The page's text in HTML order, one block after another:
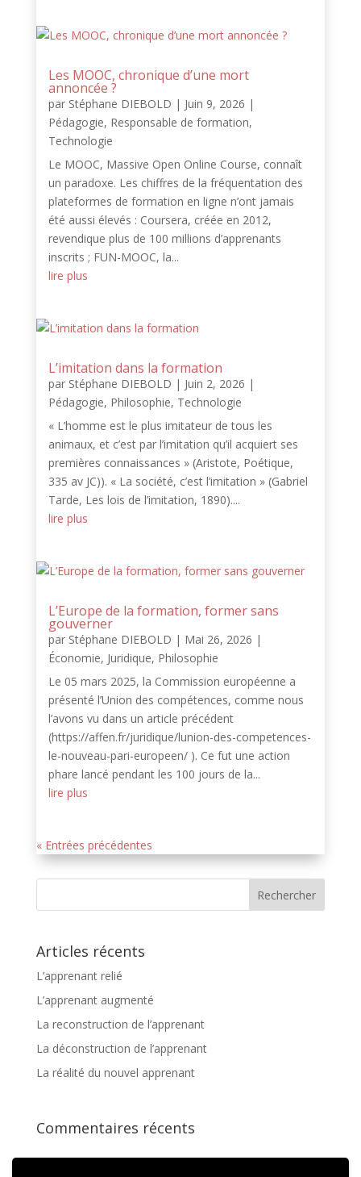
Les MOOC, chronique d’une mort
annoncée ?
par Stéphane DIEBOLD | Juin 9, 2026 |
Pédagogie, Responsable de formation,
Technologie
Le MOOC, Massive Open Online Course, connaît
un paradoxe. Les chiffres de la fréquentation des
plateformes de formation en ligne n’ont jamais
été aussi élevés : Coursera, créée en 2012,
revendique plus de 100 millions d’apprenants
inscrits ; FUN-MOOC, la...
lire plus
L’imitation dans la formation
par Stéphane DIEBOLD | Juin 2, 2026 |
Pédagogie, Philosophie, Technologie
« L’homme est le plus imitateur de tous les
animaux, et c’est par l’imitation qu’il acquiert ses
premières connaissances » (Aristote, Poétique,
335 av JC)). « La société, c’est l’imitation » (Gabriel
Tarde, Les lois de l’imitation, 1890)....
lire plus
L’Europe de la formation, former sans
gouverner
par Stéphane DIEBOLD | Mai 26, 2026 |
Économie, Juridique, Philosophie
Le 05 mars 2025, la Commission européenne a
présenté l’Union des compétences, comme nous
l’avons vu dans un article précédent
(https://affen.fr/juridique/lunion-des-competences-
le-nouveau-pari-europeen/ ). Ce fut une action
phare lancé pendant les 100 jours de la...
lire plus
« Entrées précédentes
Articles récents
L’apprenant relié
L’apprenant augmenté
La reconstruction de l’apprenant
La déconstruction de l’apprenant
La réalité du nouvel apprenant
Commentaires récents